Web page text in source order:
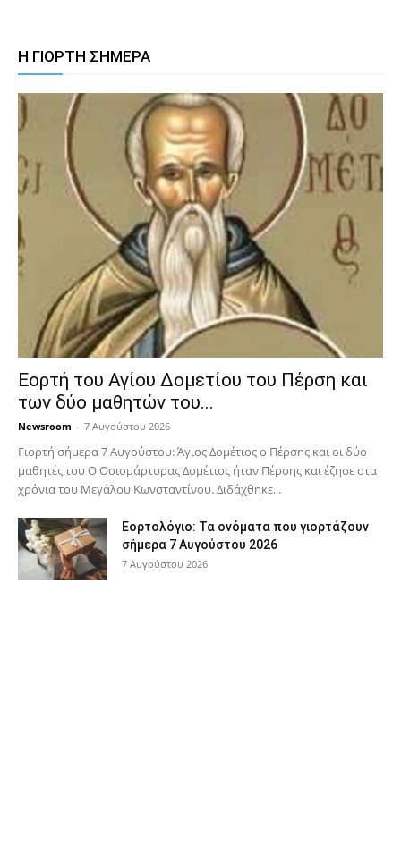
Η ΓΙΟΡΤΗ ΣΗΜΕΡΑ
Εορτή του Αγίου Δομετίου του Πέρση και
των δύο μαθητών του...
Newsroom - 7 Αυγούστου 2026
Γιορτή σήμερα 7 Αυγούστου: Άγιος Δομέτιος ο Πέρσης και οι δύο
μαθητές του Ο Oσιομάρτυρας Δομέτιος ήταν Πέρσης και έζησε στα
χρόνια του Μεγάλου Κωνσταντίνου. Διδάχθηκε...
Εορτολόγιο: Τα ονόματα που γιορτάζουν
σήμερα 7 Αυγούστου 2026
7 Αυγούστου 2026